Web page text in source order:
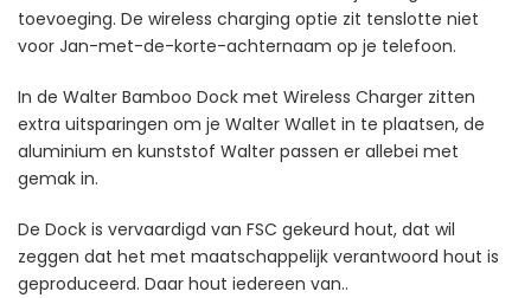
toevoeging. De wireless charging optie zit tenslotte niet
voor Jan-met-de-korte-achternaam op je telefoon.
In de Walter Bamboo Dock met Wireless Charger zitten
extra uitsparingen om je Walter Wallet in te plaatsen, de
aluminium en kunststof Walter passen er allebei met
gemak in.
De Dock is vervaardigd van FSC gekeurd hout, dat wil
zeggen dat het met maatschappelijk verantwoord hout is
geproduceerd. Daar hout iedereen van..